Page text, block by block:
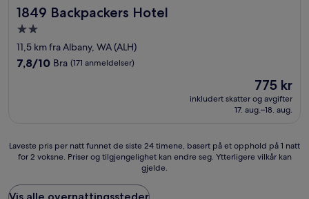
1849 Backpackers Hotel
1849 Backpackers Hotel
Overnattingssted
med
2.0
11,5 km fra Albany, WA (ALH)
7.8
7,8/10 Bra (171 anmeldelser)
Prisen
er
775 kr
775 kr
inkludert skatter og avgifter
17. aug.–18. aug.
Laveste
pris
natt
funnet
Laveste pris per natt funnet de siste 24 timene, basert på et opphold på 1 natt
for 2 voksne. Priser og tilgjengelighet kan endre seg. Ytterligere vilkår kan
gjelde.